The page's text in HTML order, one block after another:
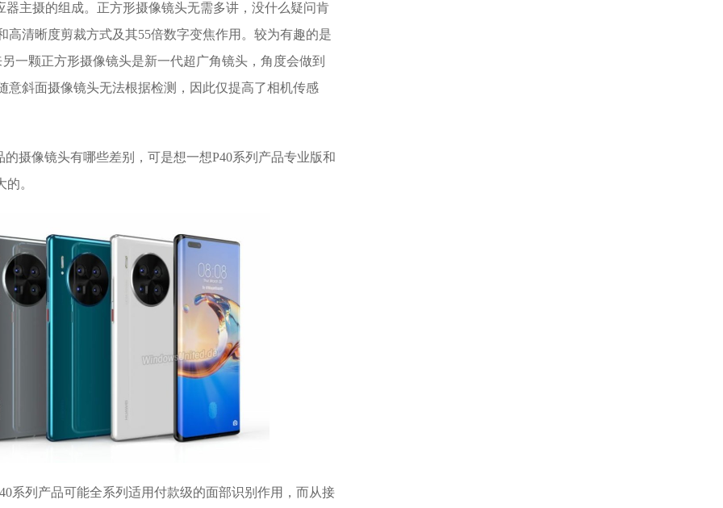
主摄的组成。正方形摄像镜头无需多讲，没什么疑问肯
高清晰度剪裁方式及其55倍数字变焦作用。较为有趣的是
一颗正方形摄像镜头是新一代超广角镜头，角度会做到
意斜面摄像镜头无法根据检测，因此仅提高了相机传感
摄像镜头有哪些差别，可是想一想P40系列产品专业版和
。
系列产品可能全系列适用付款级的面部识别作用，而从接